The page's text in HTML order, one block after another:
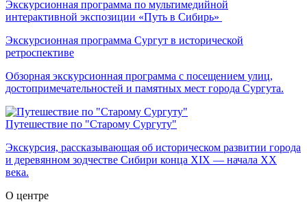
Экскурсионная программа по мультимедийной
интерактивной экспозиции «Путь в Сибирь»
Экскурсионная программа Сургут в исторической
ретроспективе
Обзорная экскурсионная программа с посещением улиц,
достопримечательностей и памятных мест города Сургута.
Путешествие по "Старому Сургуту"
Экскурсия, рассказывающая об историческом развитии города
и деревянном зодчестве Сибири конца XIX — начала XX
века.
О центре